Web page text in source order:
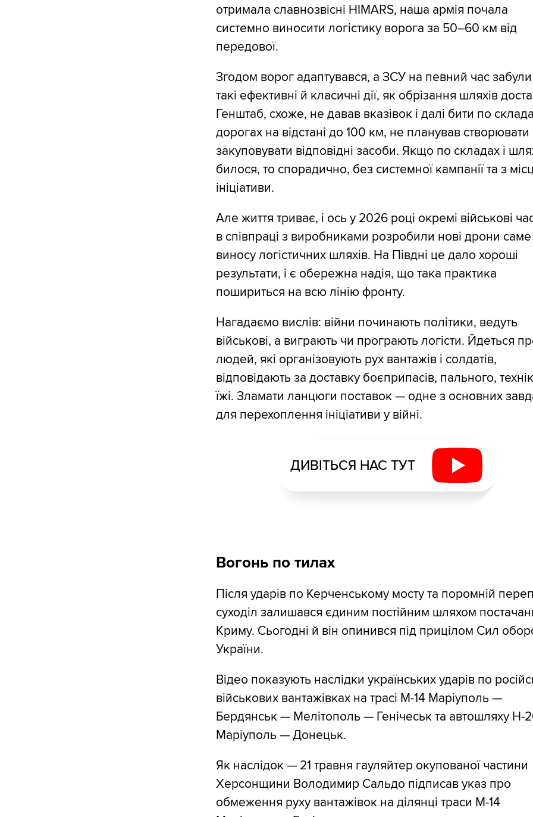
отримала славнозвісні HIMARS, наша армія почала
системно виносити логістику ворога за 50–60 км від
передової.
Згодом ворог адаптувався, а ЗСУ на певний час
такі ефективні й класичні дії, як обрізання шляхів
Генштаб, схоже, не давав вказівок і далі бити по
дорогах на відстані до 100 км, не планував створювати
закуповувати відповідні засоби. Якщо по складах і
билося, то спорадично, без системної кампанії та з
ініціативи.
Але життя триває, і ось у 2026 році окремі військові
в співпраці з виробниками розробили нові дрони
виносу логістичних шляхів. На Півдні це дало хороші
результати, і є обережна надія, що така практика
пошириться на всю лінію фронту.
Нагадаємо вислів: війни починають політики, ведуть
військові, а виграють чи програють логісти. Йдеться
людей, які організовують рух вантажів і солдатів,
відповідають за доставку боєприпасів, пального,
їжі. Зламати ланцюги поставок — одне з основних
для перехоплення ініціативи у війні.
ДИВІТЬСЯ НАС ТУТ
Вогонь по тилах
Після ударів по Керченському мосту та поромній
суходіл залишався єдиним постійним шляхом
Криму. Сьогодні й він опинився під прицілом Сил
України.
Відео показують наслідки українських ударів по
військових вантажівках на трасі М-14 Маріуполь —
Бердянськ — Мелітополь — Генічеськ та автошляху Н-
Маріуполь — Донецьк.
Як наслідок — 21 травня гауляйтер окупованої частини
Херсонщини Володимир Сальдо підписав указ про
обмеження руху вантажівок на ділянці траси М-14